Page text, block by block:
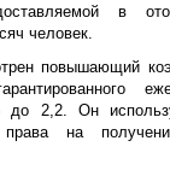
в
человек.
повышающий
до 2,2. Он
права на